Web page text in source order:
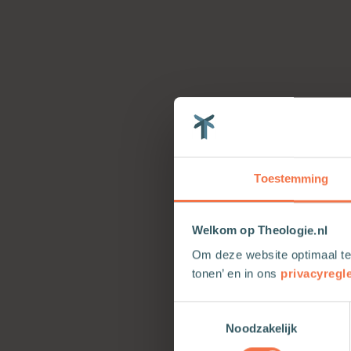
Toestemming
Welkom op Theologie.nl
Om deze website optimaal
tonen’ en in ons
Noodzakelijk